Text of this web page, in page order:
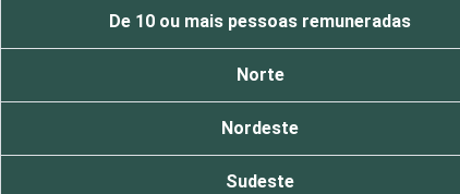
De 10 ou mais pessoas remuneradas
Norte
Nordeste
Sudeste